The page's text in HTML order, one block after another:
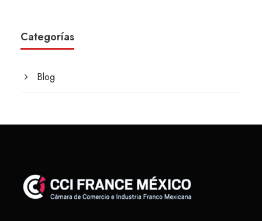
Categorías
Blog